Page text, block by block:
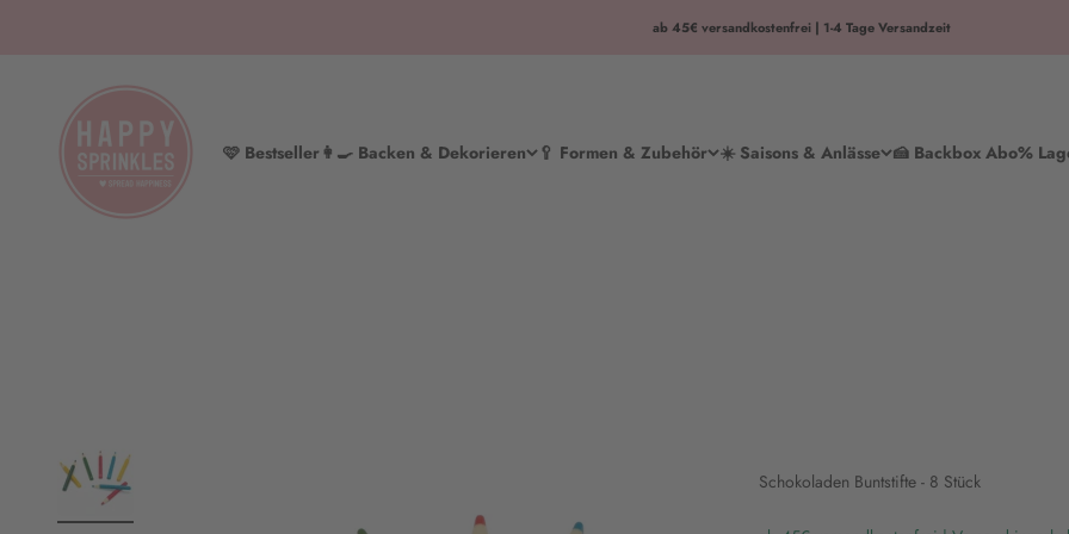
ab 45€ versandkostenfrei | 1-4 Tage Versandzeit
🩷 Bestseller👩‍🍳 Backen & Dekorieren 🥄 Formen & Zubehör ☀️ Saisons & Anlässe 🍰 Backbox Abo%
HAPPY SPRINKLES | D2C
Schokoladen Buntstifte - 8 Stück